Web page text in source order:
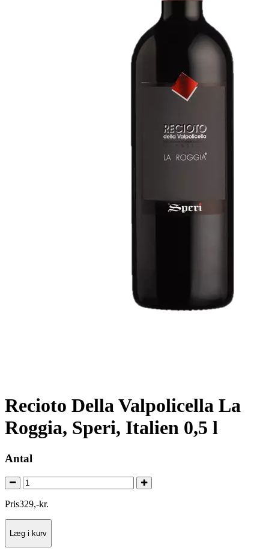
Recioto Della Valpolicella La
Roggia, Speri, Italien 0,5 l
Antal
Pris329,-kr.
Læg i kurv